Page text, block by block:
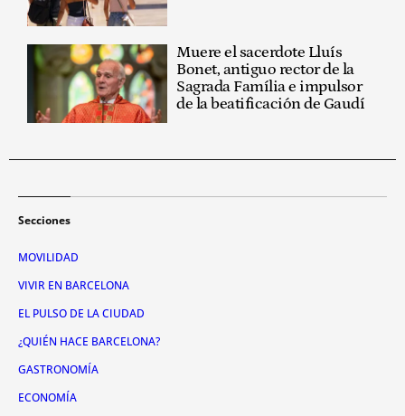
Muere el sacerdote Lluís
Bonet, antiguo rector de la
Sagrada Família e impulsor
de la beatificación de Gaudí
Secciones
MOVILIDAD
VIVIR EN BARCELONA
EL PULSO DE LA CIUDAD
¿QUIÉN HACE BARCELONA?
GASTRONOMÍA
ECONOMÍA